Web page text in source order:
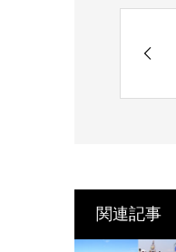
関連記事